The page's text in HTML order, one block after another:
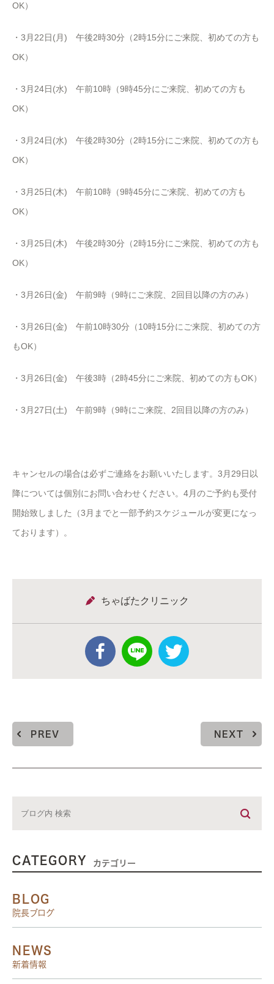
OK）
・3月22日(月) 午後2時30分（2時15分にご来院、初めての方も
OK）
・3月24日(水) 午前10時（9時45分にご来院、初めての方も
OK）
・3月24日(水) 午後2時30分（2時15分にご来院、初めての方も
OK）
・3月25日(木) 午前10時（9時45分にご来院、初めての方も
OK）
・3月25日(木) 午後2時30分（2時15分にご来院、初めての方も
OK）
・3月26日(金) 午前9時（9時にご来院、2回目以降の方のみ）
・3月26日(金) 午前10時30分（10時15分にご来院、初めての方
もOK）
・3月26日(金) 午後3時（2時45分にご来院、初めての方もOK）
・3月27日(土) 午前9時（9時にご来院、2回目以降の方のみ）
キャンセルの場合は必ずご連絡をお願いいたします。3月29日以
降については個別にお問い合わせください。4月のご予約も受付
開始致しました（3月までと一部予約スケジュールが変更になっ
ております）。
ちゃばたクリニック
PREV NEXT
CATEGORY カテゴリー
BLOG
院長ブログ
NEWS
新着情報